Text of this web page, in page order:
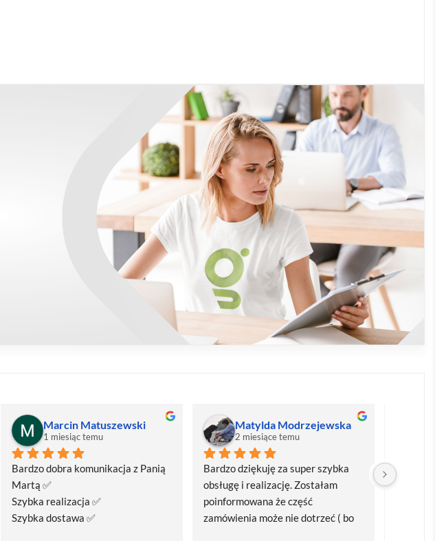
Marcin Matuszewski
1 miesiąc temu
Bardzo dobra komunikacja z Panią
Martą ✅
Szybka realizacja ✅
Szybka dostawa ✅
Matylda Modrzejewska
2 miesiące temu
Bardzo dziękuję za super szybka
obsługę i realizację. Zostałam
poinformowana że część
zamówienia może nie dotrzeć ( bo
Bardzo